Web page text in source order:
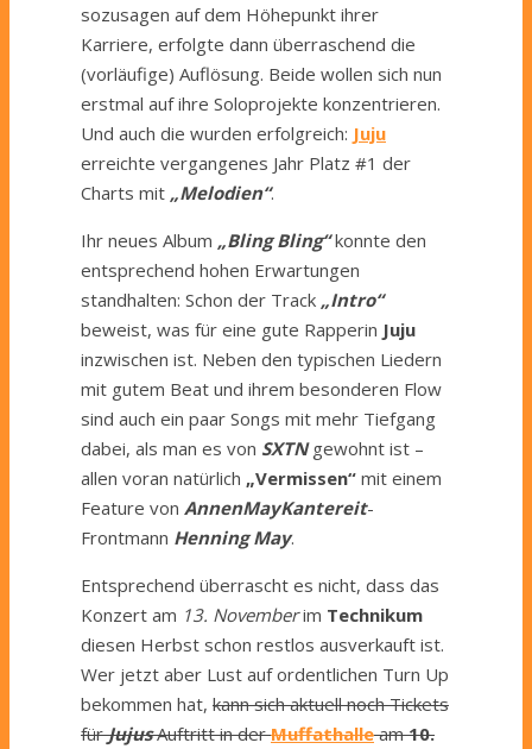
sozusagen auf dem Höhepunkt ihrer
Karriere, erfolgte dann überraschend die
(vorläufige) Auflösung. Beide wollen sich nun
erstmal auf ihre Soloprojekte konzentrieren.
Und auch die wurden erfolgreich: Juju
erreichte vergangenes Jahr Platz #1 der
Charts mit „Melodien“.
Ihr neues Album „Bling Bling“konnte den
entsprechend hohen Erwartungen
standhalten: Schon der Track „Intro“
beweist, was für eine gute Rapperin Juju
inzwischen ist. Neben den typischen Liedern
mit gutem Beat und ihrem besonderen Flow
sind auch ein paar Songs mit mehr Tiefgang
dabei, als man es von SXTNgewohnt ist –
allen voran natürlich „Vermissen“ mit einem
Feature von AnnenMayKantereit-
Frontmann Henning May.
Entsprechend überrascht es nicht, dass das
Konzert am 13. Novemberim Technikum
diesen Herbst schon restlos ausverkauft ist.
Wer jetzt aber Lust auf ordentlichen Turn Up
bekommen hat, kann sich aktuell noch Tickets
fürJujusAuftritt in derMuffathalleam10.